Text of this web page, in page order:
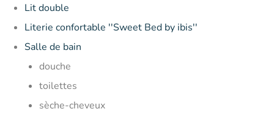
Lit double
Literie confortable ''Sweet Bed by ibis''
Salle de bain
douche
toilettes
sèche-cheveux